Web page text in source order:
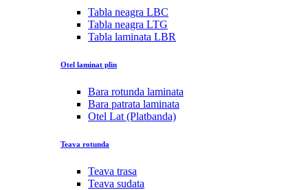
Tabla neagra LBC
Tabla neagra LTG
Tabla laminata LBR
Otel laminat plin
Bara rotunda laminata
Bara patrata laminata
Otel Lat (Platbanda)
Teava rotunda
Teava trasa
Teava sudata